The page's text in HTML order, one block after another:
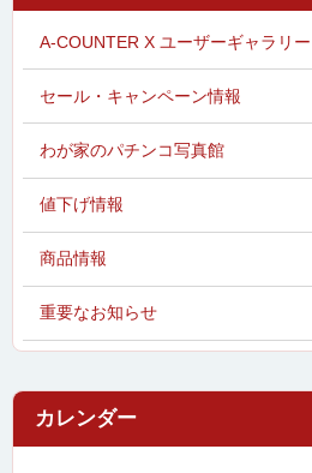
A-COUNTER X ユーザーギャラリー
セール・キャンペーン情報
わが家のパチンコ写真館
値下げ情報
商品情報
重要なお知らせ